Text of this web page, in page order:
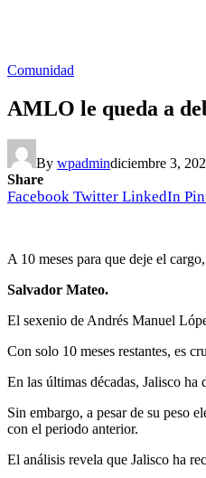
Comunidad
AMLO le queda a
By wpadmindiciembre 3,
Share
Facebook Twitter LinkedIn
A 10 meses para que deje el
Salvador Mateo.
El sexenio de Andrés Manuel
Con solo 10 meses restantes, es
En las últimas décadas, Jalisco
Sin embargo, a pesar de su peso
con el periodo anterior.
El análisis revela que Jalisco ha